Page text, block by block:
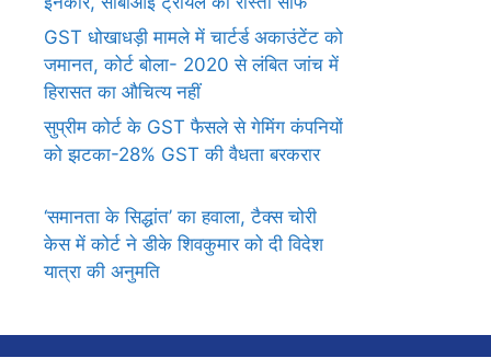
GST धोखाधड़ी मामले में चार्टर्ड अकाउंटेंट को
जमानत, कोर्ट बोला- 2020 से लंबित जांच में
हिरासत का औचित्य नहीं
सुप्रीम कोर्ट के GST फैसले से गेमिंग कंपनियों
को झटका-28% GST की वैधता बरकरार
‘समानता के सिद्धांत’ का हवाला, टैक्स चोरी
केस में कोर्ट ने डीके शिवकुमार को दी विदेश
यात्रा की अनुमति